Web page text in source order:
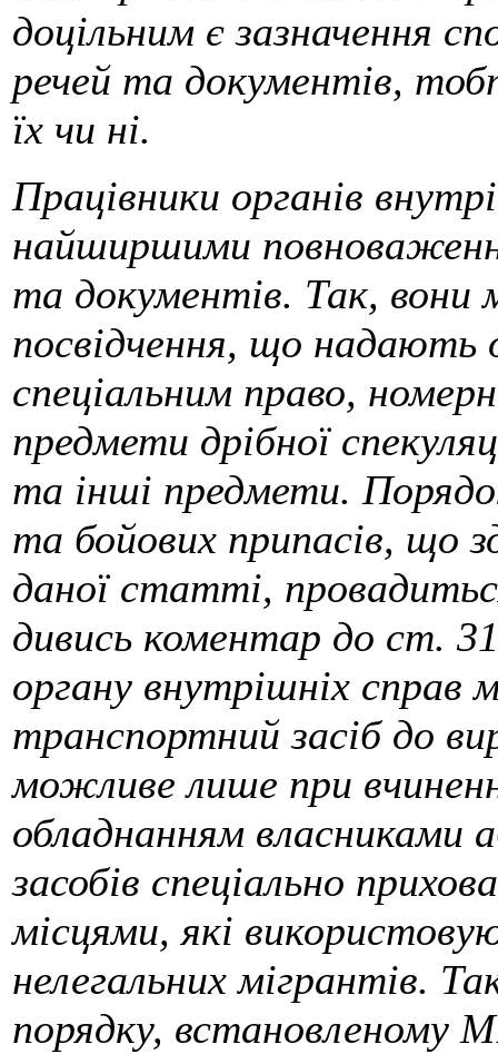
доцільним є зазначення
речей та документів,
їх чи ні.
Працівники органів
найширшими
та документів. Так,
посвідчення, що надають
спеціальним право,
предмети дрібної
та інші предмети.
та бойових припасів, що
даної статті,
дивись коментар до ст.
органу внутрішніх справ
транспортний засіб до
можливе лише при
обладнанням власниками
засобів спеціально
місцями, які
нелегальних мігрантів.
порядку, встановленому